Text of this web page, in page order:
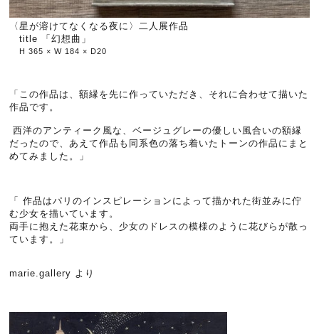
〈星が溶けてなくなる夜に〉二人展作品
title 「幻想曲」
H 365 × W 184 × D20
「この作品は、額縁を先に作っていただき、それに合わせて描いた
作品です。
西洋のアンティーク風な、ベージュグレーの優しい風合いの額縁
だったので、あえて作品も同系色の落ち着いたトーンの作品にまと
めてみました。」
「 作品はパリのインスピレーションによって描かれた街並みに佇
む少女を描いています。
両手に抱えた花束から、少女のドレスの模様のように花びらが散っ
ています。」
marie.gallery より